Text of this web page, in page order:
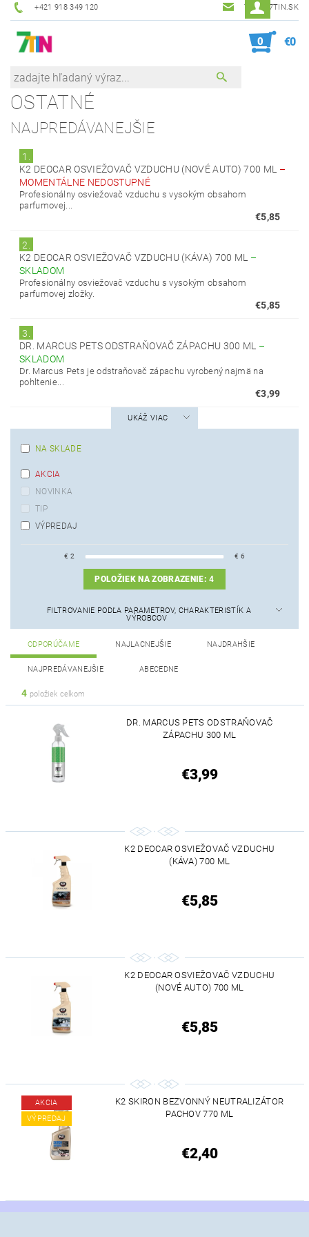
+421 918 349 120 7TIN@7TIN.SK
0 €0
OSTATNÉ
NAJPREDÁVANEJŠIE
1.
K2 DEOCAR OSVIEŽOVAČ VZDUCHU (NOVÉ AUTO) 700 ML –
MOMENTÁLNE NEDOSTUPNÉ
Profesionálny osviežovač vzduchu s vysokým obsahom
parfumovej...
€5,85
2.
K2 DEOCAR OSVIEŽOVAČ VZDUCHU (KÁVA) 700 ML –
SKLADOM
Profesionálny osviežovač vzduchu s vysokým obsahom
parfumovej zložky.
€5,85
3.
DR. MARCUS PETS ODSTRAŇOVAČ ZÁPACHU 300 ML –
SKLADOM
Dr. Marcus Pets je odstraňovač zápachu vyrobený najmä na
pohltenie...
€3,99
UKÁŽ VIAC
NA SKLADE
AKCIA
NOVINKA
TIP
VÝPREDAJ
€ 2 € 6
POLOŽIEK NA ZOBRAZENIE:4
FILTROVANIE PODĽA PARAMETROV, CHARAKTERISTÍK A
VÝROBCOV
ODPORÚČAME NAJLACNEJŠIE NAJDRAHŠIE
NAJPREDÁVANEJŠIE ABECEDNE
4 položiek celkom
DR. MARCUS PETS ODSTRAŇOVAČ
ZÁPACHU 300 ML
€3,99
K2 DEOCAR OSVIEŽOVAČ VZDUCHU
(KÁVA) 700 ML
€5,85
K2 DEOCAR OSVIEŽOVAČ VZDUCHU
(NOVÉ AUTO) 700 ML
€5,85
AKCIA
VÝPREDAJ
K2 SKIRON BEZVONNÝ NEUTRALIZÁTOR
PACHOV 770 ML
€2,40